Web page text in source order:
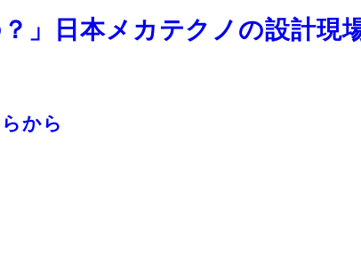
？」日本メカテクノの設計現
から